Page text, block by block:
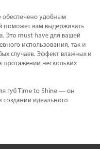
обеспечено удобным
поможет вам выдерживать
Это must have для вашей
использования, так и
случаев. Эффект влажных и
протяжении нескольких
губ Time to Shine — он
идеального